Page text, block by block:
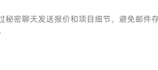
密聊天发送报价和项目细节，避免邮件